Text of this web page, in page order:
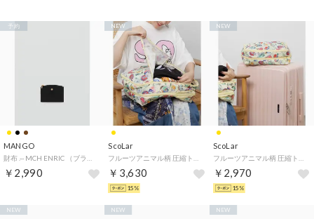
MANGO
￥2,990
予約
ScoLar
￥3,630
NEW
15%
ScoLar
￥2,970
NEW
15%
NEW NEW NEW